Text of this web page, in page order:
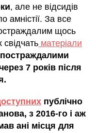
, але не відсидів
амністії. За все
щось
матеріали
7 років після
публічно
з 2016-го і аж
ані місця для